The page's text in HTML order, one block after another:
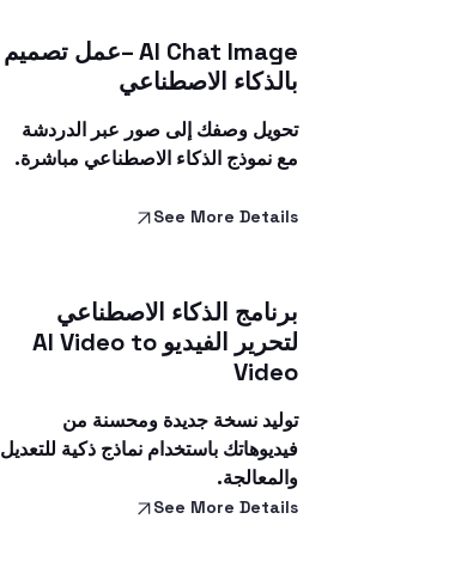
AI Chat Image –عمل تصميم
بالذكاء الاصطناعي
تحويل وصفك إلى صور عبر الدردشة
مع نموذج الذكاء الاصطناعي مباشرة.
See More Details
برنامج الذكاء الاصطناعي
لتحرير الفيديو AI Video to
Video
توليد نسخة جديدة ومحسنة من
فيديوهاتك باستخدام نماذج ذكية للتعديل
والمعالجة.
See More Details